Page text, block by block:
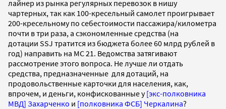
лайнер из рынка регулярных перевозок в нишу
чартерных, так как 100-кресельный самолет проигрывает
200-кресельному по себестоимости пассажира/километра
почти в три раза, а сэкономленные средства (на
дотации SSJ тратится из бюджета более 60 млрд рублей в
год) направить на МС 21. Ведомства затягивают
рассмотрение этого вопроса. Не лучше ли отдать
средства, предназначенные для дотаций, на
продовольственные карточки для населения, как,
впрочем, и деньги, конфискованные у[экс-полковника
МВД] Захарченко и [полковника ФСБ] Черкалина?